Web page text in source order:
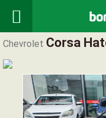

Chevrolet Corsa